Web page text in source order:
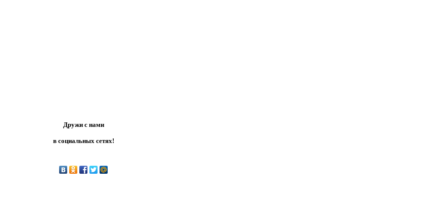
Дружи с нами
в социальных сетях!